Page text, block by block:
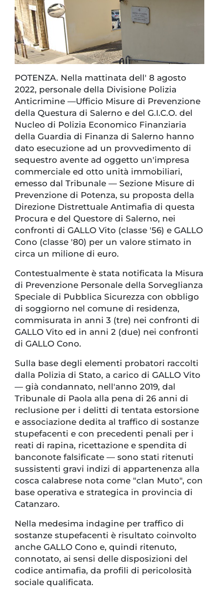
POTENZA. Nella mattinata dell' 8 agosto
2022, personale della Divisione Polizia
Anticrimine —Ufficio Misure di Prevenzione
della Questura di Salerno e del G.I.C.O. del
Nucleo di Polizia Economico Finanziaria
della Guardia di Finanza di Salerno hanno
dato esecuzione ad un provvedimento di
sequestro avente ad oggetto un'impresa
commerciale ed otto unità immobiliari,
emesso dal Tribunale — Sezione Misure di
Prevenzione di Potenza, su proposta della
Direzione Distrettuale Antimafia di questa
Procura e del Questore di Salerno, nei
confronti di GALLO Vito (classe '56) e GALLO
Cono (classe '80) per un valore stimato in
circa un milione di euro.
Contestualmente è stata notificata la Misura
di Prevenzione Personale della Sorveglianza
Speciale di Pubblica Sicurezza con obbligo
di soggiorno nel comune di residenza,
commisurata in anni 3 (tre) nei confronti di
GALLO Vito ed in anni 2 (due) nei confronti
di GALLO Cono.
Sulla base degli elementi probatori raccolti
dalla Polizia di Stato, a carico di GALLO Vito
— già condannato, nell'anno 2019, dal
Tribunale di Paola alla pena di 26 anni di
reclusione per i delitti di tentata estorsione
e associazione dedita al traffico di sostanze
stupefacenti e con precedenti penali per i
reati di rapina, ricettazione e spendita di
banconote falsificate — sono stati ritenuti
sussistenti gravi indizi di appartenenza alla
cosca calabrese nota come "clan Muto", con
base operativa e strategica in provincia di
Catanzaro.
Nella medesima indagine per traffico di
sostanze stupefacenti è risultato coinvolto
anche GALLO Cono e, quindi ritenuto,
connotato, ai sensi delle disposizioni del
codice antimafia, da profili di pericolosità
sociale qualificata.